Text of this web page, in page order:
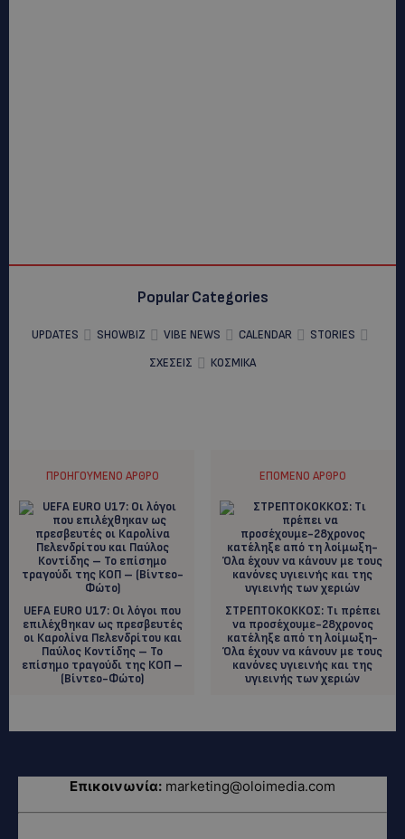
Popular Categories
UPDATES SHOWBIZ VIBE NEWS CALENDAR
STORIES
ΣΧΕΣΕΙΣ
ΚΟΣΜΙΚΑ
ΠΡΟΗΓΟΎΜΕΝΟ ΆΡΘΡΟ
UEFA EURO U17: Οι λόγοι που
επιλέχθηκαν ως πρεσβευτές
οι Καρολίνα Πελενδρίτου και
Παύλος Κοντίδης – Το
επίσημο τραγούδι της ΚΟΠ –
(Βίντεο-Φώτο)
ΕΠΌΜΕΝΟ ΆΡΘΡΟ
ΣΤΡΕΠΤΟΚΟΚΚΟΣ: Tι πρέπει
να προσέχουμε-28χρονος
κατέληξε από τη λοίμωξη-
Όλα έχουν να κάνουν με τους
κανόνες υγιεινής και της
υγιεινής των χεριών
Επικοινωνία: marketing@oloimedia.com